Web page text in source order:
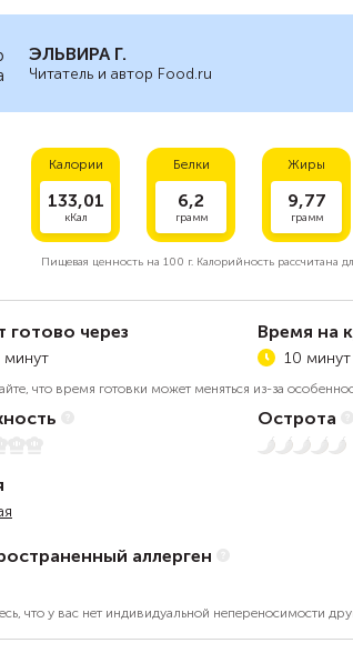
ЭЛЬВИРА Г.
Читатель и автор Food.ru
Калории
133,01
кКал
Белки
6,2
грамм
Жиры
9,77
грамм
Пищевая ценность на 100 г.Калорийность рассчитана
готово через
минут
Время на
10 минут
что время готовки может меняться из-за
Острота
Нет остроты
аллерген
что у вас нет индивидуальной непереносимости